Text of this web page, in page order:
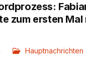
zum ersten Mal
Hauptnachrichten